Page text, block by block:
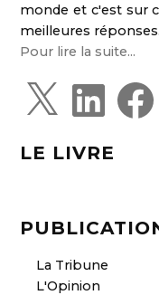
monde et c'est sur
meilleures
Pour lire la suite...
X
L
k
d
I
a
c
LE LIVRE
La Tribune
L'Opinion